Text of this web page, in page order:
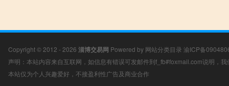
Copyright © 2012 - 2026 淄博交易网 Powered by 网站分类目录 渝ICP备
声明：本站内容来自互联网，如信息有错误可发邮件到f_fb#foxmail.com说明，
本站仅为个人兴趣爱好，不接盈利性广告及商业合作